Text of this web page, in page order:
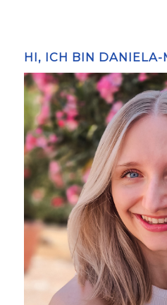
HI, ICH BIN DANIELA-